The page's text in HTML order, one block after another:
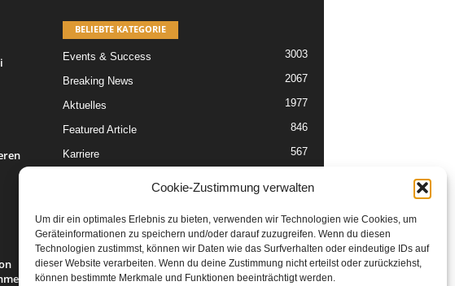
Cookie-Zustimmung verwalten
Um dir ein optimales Erlebnis zu bieten, verwenden wir Technologien wie Cookies, um
Geräteinformationen zu speichern und/oder darauf zuzugreifen. Wenn du diesen
Technologien zustimmst, können wir Daten wie das Surfverhalten oder eindeutige IDs auf
dieser Website verarbeiten. Wenn du deine Zustimmung nicht erteilst oder zurückziehst,
können bestimmte Merkmale und Funktionen beeinträchtigt werden.
BELIEBTE KATEGORIE
Events & Success 3003
Breaking News 2067
Aktuelles 1977
Featured Article 846
Karriere 567